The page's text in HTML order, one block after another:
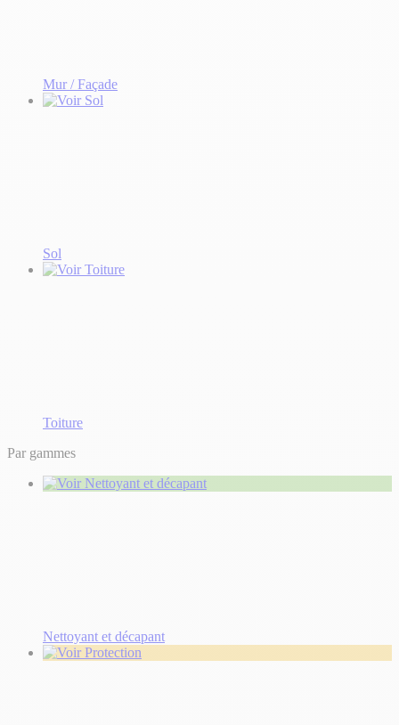
Mur / Façade
Sol
Toiture
Par gammes
Nettoyant et décapant